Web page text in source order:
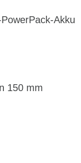
Akku
150 mm